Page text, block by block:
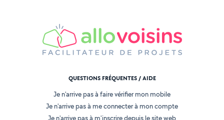
QUESTIONS FRÉQUENTES / AIDE
Je n'arrive pas à faire vérifier mon mobile
Je n'arrive pas à me connecter à mon compte
Je n'arrive pas à m'inscrire depuis le site web